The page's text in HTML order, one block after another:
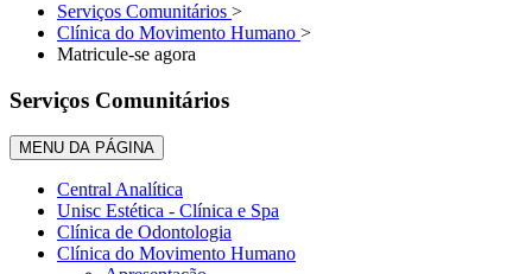
Serviços Comunitários >
Clínica do Movimento Humano >
Matricule-se agora
Serviços Comunitários
MENU DA PÁGINA
Central Analítica
Unisc Estética - Clínica e Spa
Clínica de Odontologia
Clínica do Movimento Humano